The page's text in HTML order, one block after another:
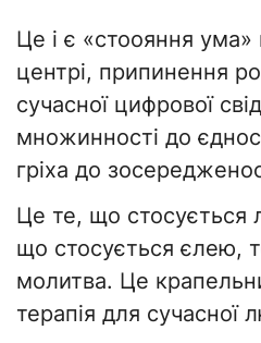
Це і є «стоояння
центрі, припинення
сучасної цифрової
множинності до
гріха до
Це те, що стосується
що стосується єлею,
молитва. Це
терапія для сучасної